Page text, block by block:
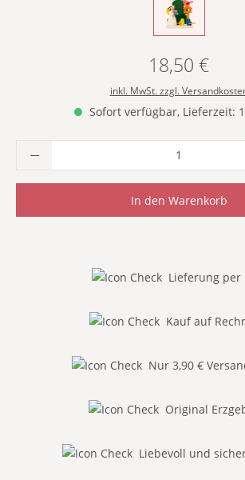
- MIT
Regulärer
18,50 €
inkl. MwSt. zzgl.
Sofort verfügbar, Lieferzeit:
Produkt Anzahl: Gib den
In den Warenkorb
Lieferung per
Kauf auf
Nur 3,90 €
Original
Liebevoll und